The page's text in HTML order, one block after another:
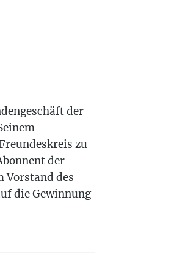
der
zu
der
Vorstand des
die Gewinnung